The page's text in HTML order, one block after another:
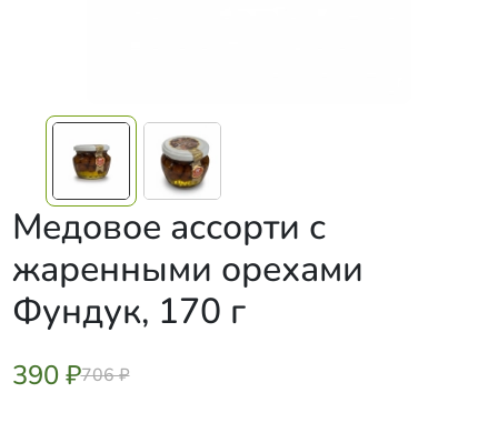
Медовое ассорти с
жаренными орехами
Фундук, 170 г
390 ₽706 ₽